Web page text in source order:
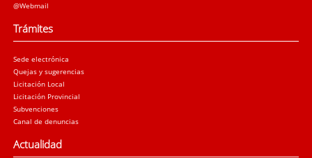
@Webmail
Trámites
Sede electrónica
Quejas y sugerencias
Licitación Local
Licitación Provincial
Subvenciones
Canal de denuncias
Actualidad